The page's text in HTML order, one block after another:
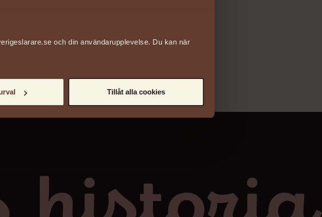
och din användarupplevelse. Du kan när
Tillåt alla cookies
folkskollärareförening)